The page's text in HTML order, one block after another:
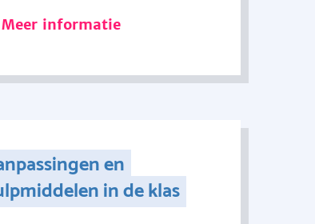
Meer informatie
en
in de klas